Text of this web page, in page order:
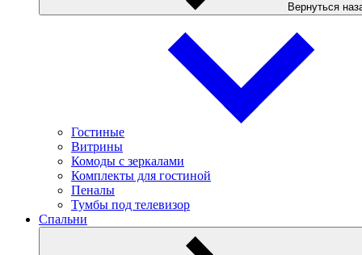
Вернуться
Гостиные
Витрины
Комоды с зеркалами
Комплекты для гостиной
Пеналы
Тумбы под телевизор
Спальни